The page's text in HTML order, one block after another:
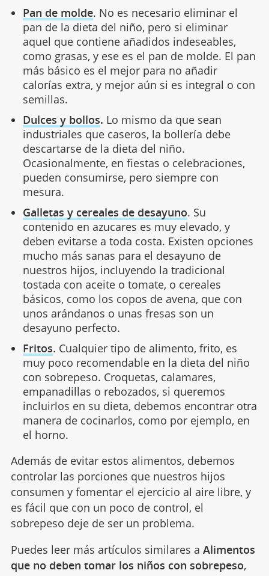
Pan de molde. No es necesario eliminar el
pan de la dieta del niño, pero si eliminar
aquel que contiene añadidos indeseables,
como grasas, y ese es el pan de molde. El pan
más básico es el mejor para no añadir
calorías extra, y mejor aún si es integral o con
semillas.
Dulces y bollos. Lo mismo da que sean
industriales que caseros, la bollería debe
descartarse de la dieta del niño.
Ocasionalmente, en fiestas o celebraciones,
pueden consumirse, pero siempre con
mesura.
Galletas y cereales de desayuno. Su
contenido en azucares es muy elevado, y
deben evitarse a toda costa. Existen opciones
mucho más sanas para el desayuno de
nuestros hijos, incluyendo la tradicional
tostada con aceite o tomate, o cereales
básicos, como los copos de avena, que con
unos arándanos o unas fresas son un
desayuno perfecto.
Fritos. Cualquier tipo de alimento, frito, es
muy poco recomendable en la dieta del niño
con sobrepeso. Croquetas, calamares,
empanadillas o rebozados, si queremos
incluirlos en su dieta, debemos encontrar otra
manera de cocinarlos, como por ejemplo, en
el horno.
Además de evitar estos alimentos, debemos
controlar las porciones que nuestros hijos
consumen y fomentar el ejercicio al aire libre, y
es fácil que con un poco de control, el
sobrepeso deje de ser un problema.
Puedes leer más artículos similares a Alimentos
que no deben tomar los niños con sobrepeso,